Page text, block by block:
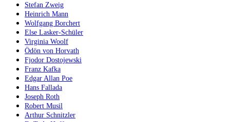
Stefan Zweig
Heinrich Mann
Wolfgang Borchert
Else Lasker-Schüler
Virginia Woolf
Ödön von Horvath
Fjodor Dostojewski
Franz Kafka
Edgar Allan Poe
Hans Fallada
Joseph Roth
Robert Musil
Arthur Schnitzler